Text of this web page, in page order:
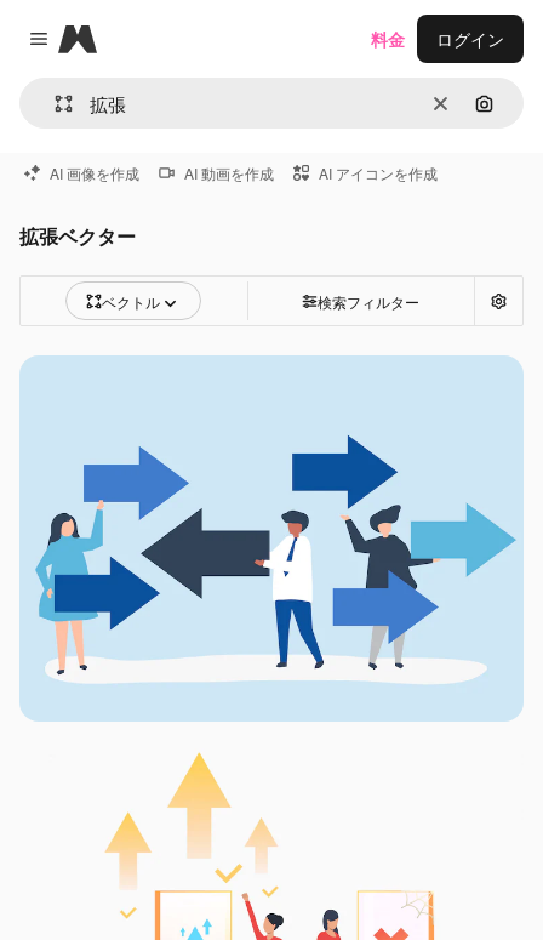
Close menu
Magnific
消去 画像で
料金 ログイン
AI 画像を作成 AI 動画を作成 AI アイコンを作成
拡張ベクター
ベクトル 検索フィルター